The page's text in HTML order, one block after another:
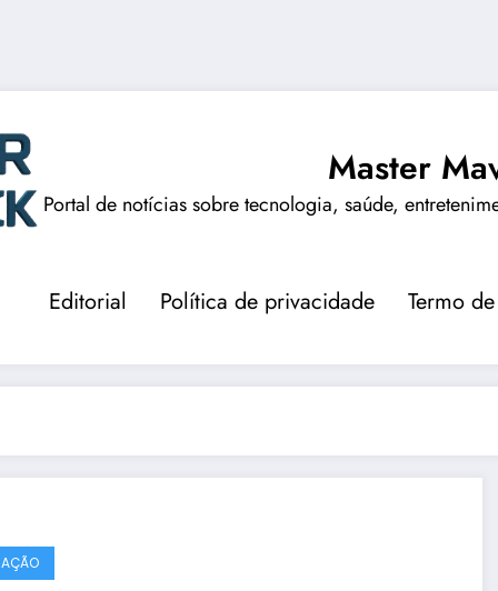
Master
Portal de notícias sobre tecnologia, saúde,
Editorial Política de privacidade Termo